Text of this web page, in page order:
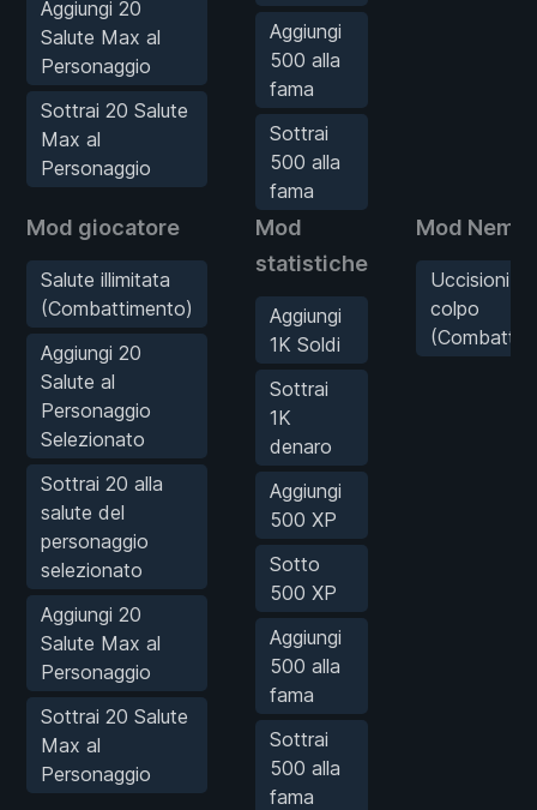
Aggiungi 20
Salute Max al
Personaggio
Sottrai 20 Salute
Max al
Personaggio
Aggiungi
500 alla
fama
Sottrai
500 alla
fama
Mod giocatore
Salute illimitata
(Combattimento)
Aggiungi 20
Salute al
Personaggio
Selezionato
Sottrai 20 alla
salute del
personaggio
selezionato
Aggiungi 20
Salute Max al
Personaggio
Sottrai 20 Salute
Max al
Personaggio
Mod
statistiche
Aggiungi
1K Soldi
Sottrai
1K
denaro
Aggiungi
500 XP
Sotto
500 XP
Aggiungi
500 alla
fama
Sottrai
500 alla
fama
Mod
Uccisioni
colpo